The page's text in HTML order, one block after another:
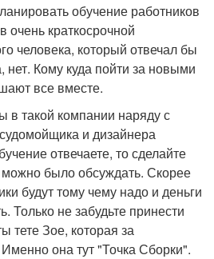
обучение работников
краткосрочной
человека, который отвечал бы
нет. Кому куда пойти за новыми
все вместе.
в такой компании наряду с
и дизайнера
отвечаете, то сделайте
можно было обсуждать. Скорее
будут тому чему надо и деньги
Только не забудьте принести
тете Зое, которая за
она тут "Точка Сборки".